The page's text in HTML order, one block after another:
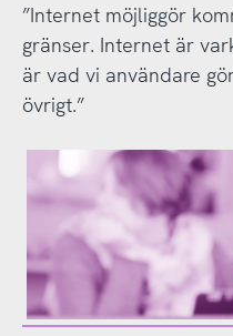
”Internet möjliggör
gränser. Internet är
är vad vi användare
övrigt.”